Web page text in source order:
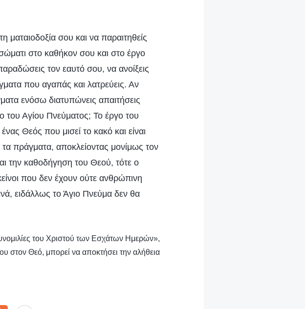
σου και να παραιτηθείς
στο καθήκον σου και στο έργο
τον εαυτό σου, να ανοίξεις
που αγαπάς και λατρεύεις. Αν
ενόσω διατυπώνεις απαιτήσεις
του Αγίου Πνεύματος; Το έργο του
Θεός που μισεί το κακό και είναι
πράγματα, αποκλείοντας μονίμως τον
την καθοδήγηση του Θεού, τότε ο
που δεν έχουν ούτε ανθρώπινη
ειδάλλως το Άγιο Πνεύμα δεν θα
του Χριστού των Εσχάτων Ημερών»,
στον Θεό, μπορεί να αποκτήσει την αλήθεια